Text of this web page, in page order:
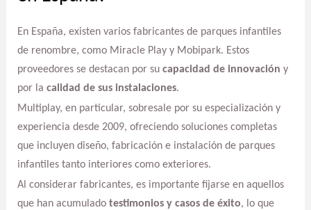
En España, existen varios fabricantes de parques infantiles
de renombre, como Miracle Play y Mobipark. Estos
proveedores se destacan por su capacidad de innovación y
por la calidad de sus instalaciones.
Multiplay, en particular, sobresale por su especialización y
experiencia desde 2009, ofreciendo soluciones completas
que incluyen diseño, fabricación e instalación de parques
infantiles tanto interiores como exteriores.
Al considerar fabricantes, es importante fijarse en aquellos
que han acumulado testimonios y casos de éxito, lo que